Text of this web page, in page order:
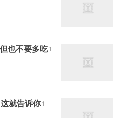
也不要多吃1
就告诉你1